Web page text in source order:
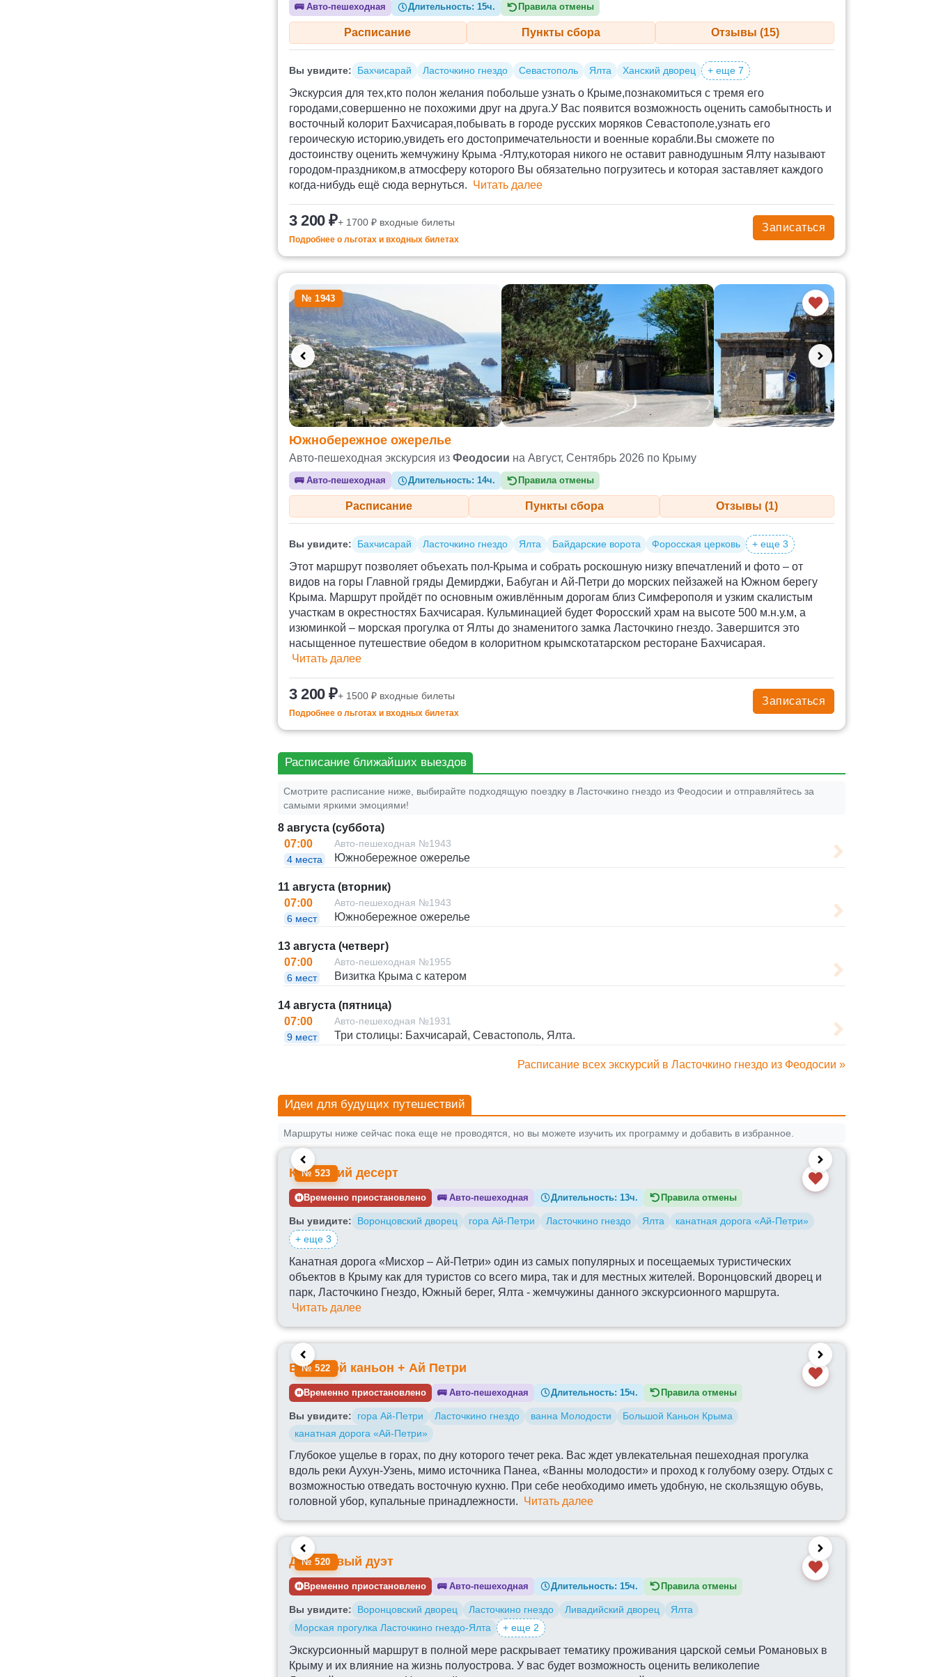
🚌Авто-пешеходная Длительность:15ч. Правила отмены
Расписание Пункты сбора Отзывы (15)
Вы увидите: Бахчисарай Ласточкино гнездо Севастополь Ялта Ханский дворец + еще 7
Экскурсия для тех,кто полон желания побольше узнать о Крыме,познакомиться с тремя его
городами,совершенно не похожими друг на друга.У Вас появится возможность оценить самобытность и
восточный колорит Бахчисарая,побывать в городе русских моряков Севастополе,узнать его
героическую историю,увидеть его достопримечательности и военные корабли.Вы сможете по
достоинству оценить жемчужину Крыма -Ялту,которая никого не оставит равнодушным Ялту называют
городом-праздником,в атмосферу которого Вы обязательно погрузитесь и которая заставляет каждого
когда-нибудь ещё сюда вернуться. Читать далее
3 200 ₽+ 1700 ₽ входные билеты
Подробнее о льготах и входных билетах
Записаться
№ 1943
Южнобережное ожерелье
Авто-пешеходная экскурсия из Феодосии на Август, Сентябрь 2026 по Крыму
🚌Авто-пешеходная Длительность:14ч. Правила отмены
Расписание Пункты сбора Отзывы (1)
Вы увидите: Бахчисарай Ласточкино гнездо Ялта Байдарские ворота Форосская церковь + еще 3
Этот маршрут позволяет объехать пол-Крыма и собрать роскошную низку впечатлений и фото – от
видов на горы Главной гряды Демирджи, Бабуган и Ай-Петри до морских пейзажей на Южном берегу
Крыма. Маршрут пройдёт по основным оживлённым дорогам близ Симферополя и узким скалистым
участкам в окрестностях Бахчисарая. Кульминацией будет Форосский храм на высоте 500 м.н.у.м, а
изюминкой – морская прогулка от Ялты до знаменитого замка Ласточкино гнездо. Завершится это
насыщенное путешествие обедом в колоритном крымскотатарском ресторане Бахчисарая.
Читать далее
3 200 ₽+ 1500 ₽ входные билеты
Подробнее о льготах и входных билетах
Записаться
Расписание ближайших выездов
Смотрите расписание ниже, выбирайте подходящую поездку в Ласточкино гнездо из Феодосии и отправляйтесь за
самыми яркими эмоциями!
8 августа (суббота)
07:00
4 места
Авто-пешеходная №1943
Южнобережное ожерелье
11 августа (вторник)
07:00
6 мест
Авто-пешеходная №1943
Южнобережное ожерелье
13 августа (четверг)
07:00
6 мест
Авто-пешеходная №1955
Визитка Крыма с катером
14 августа (пятница)
07:00
9 мест
Авто-пешеходная №1931
Три столицы: Бахчисарай, Севастополь, Ялта.
Расписание всех экскурсий в Ласточкино гнездо из Феодосии »
Идеи для будущих путешествий
Маршруты ниже сейчас пока еще не проводятся, но вы можете изучить их программу и добавить в избранное.
№ 523
Крымский десерт
Временно приостановлено 🚌Авто-пешеходная Длительность: 13ч. Правила отмены
Вы увидите: Воронцовский дворец гора Ай-Петри Ласточкино гнездо Ялта
канатная дорога «Ай-Петри»
+ еще 3
Канатная дорога «Мисхор – Ай-Петри» один из самых популярных и посещаемых туристических
объектов в Крыму как для туристов со всего мира, так и для местных жителей. Воронцовский дворец и
парк, Ласточкино Гнездо, Южный берег, Ялта - жемчужины данного экскурсионного маршрута.
Читать далее
№ 522
Большой каньон + Ай Петри
Временно приостановлено 🚌Авто-пешеходная Длительность: 15ч. Правила отмены
Вы увидите: гора Ай-Петри Ласточкино гнездо ванна Молодости
Большой Каньон Крыма
канатная дорога «Ай-Петри»
Глубокое ущелье в горах, по дну которого течет река. Вас ждет увлекательная пешеходная прогулка
вдоль реки Аухун-Узень, мимо источника Панеа, «Ванны молодости» и проход к голубому озеру. Отдых с
возможностью отведать восточную кухню. При себе необходимо иметь удобную, не скользящую обувь,
головной убор, купальные принадлежности. Читать далее
№ 520
Дворцовый дуэт
Временно приостановлено 🚌Авто-пешеходная Длительность: 15ч. Правила отмены
Вы увидите: Воронцовский дворец Ласточкино гнездо Ливадийский дворец
Ялта
Морская прогулка Ласточкино гнездо-Ялта
+ еще 2
Экскурсионный маршрут в полной мере раскрывает тематику проживания царской семьи Романовых в
Крыму и их влияние на жизнь полуострова. У вас будет возможность оценить великолепие